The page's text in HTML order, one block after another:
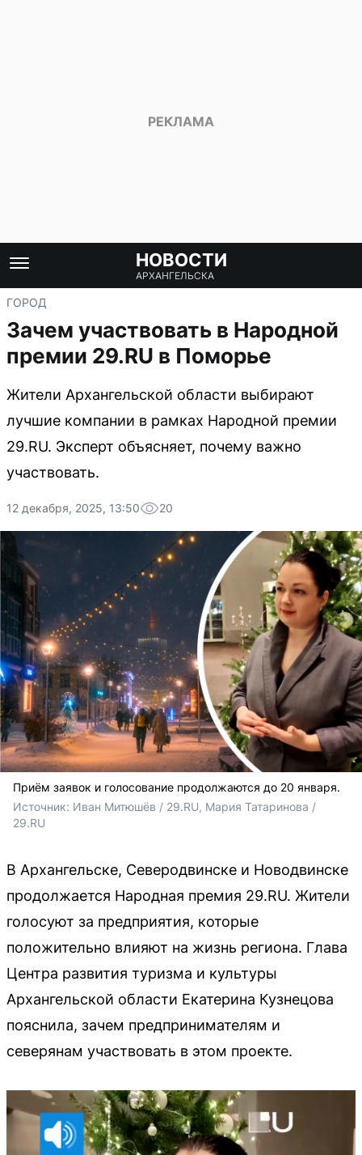
НОВОСТИ
АРХАНГЕЛЬСКА
ГОРОД
Зачем участвовать в Народной
премии 29.RU в Поморье
Жители Архангельской области выбирают
лучшие компании в рамках Народной премии
29.RU. Эксперт объясняет, почему важно
участвовать.
12 декабря, 2025, 13:50 20
Приём заявок и голосование продолжаются до 20 января.
Источник: Иван Митюшёв / 29.RU, Мария Татаринова /
29.RU
В Архангельске, Северодвинске и Новодвинске
продолжается Народная премия 29.RU. Жители
голосуют за предприятия, которые
положительно влияют на жизнь региона. Глава
Центра развития туризма и культуры
Архангельской области Екатерина Кузнецова
пояснила, зачем предпринимателям и
северянам участвовать в этом проекте.